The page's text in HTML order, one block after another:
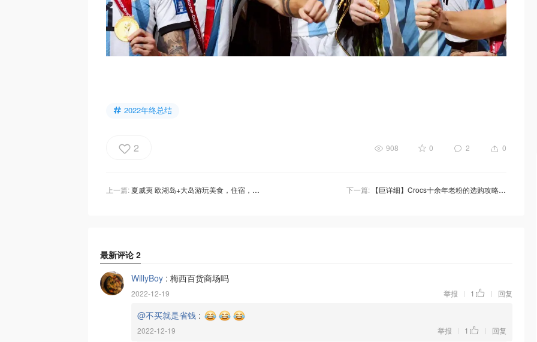
2022年终总结
2 908 0 2 0
上一篇: 夏威夷 欧湖岛+大岛游玩美食，住宿，项目推荐与雷区介绍 下一篇: 【巨详细】Crocs十余年老粉的选购攻略❣️好看也防滑，不只是洞洞鞋！选码选款抄好价！
最新评论 2
WillyBoy : 梅西百货商场吗
2022-12-19 举报 | 1 | 回复
@不买就是省钱 :
2022-12-19 举报 | 1 | 回复